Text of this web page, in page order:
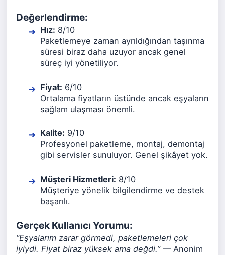
Değerlendirme:
Hız: 8/10
Paketlemeye zaman ayrıldığından taşınma
süresi biraz daha uzuyor ancak genel
süreç iyi yönetiliyor.
Fiyat: 6/10
Ortalama fiyatların üstünde ancak eşyaların
sağlam ulaşması önemli.
Kalite: 9/10
Profesyonel paketleme, montaj, demontaj
gibi servisler sunuluyor. Genel şikâyet yok.
Müşteri Hizmetleri: 8/10
Müşteriye yönelik bilgilendirme ve destek
başarılı.
Gerçek Kullanıcı Yorumu:
“Eşyalarım zarar görmedi, paketlemeleri çok
iyiydi. Fiyat biraz yüksek ama değdi.”— Anonim